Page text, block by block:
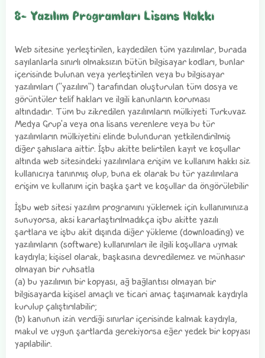
8- Yazılım Programları Lisans Hakkı
Web sitesine yerleştirilen, kaydedilen tüm yazılımlar, burada
sayılanlarla sınırlı olmaksızın bütün bilgisayar kodları, bunlar
içerisinde bulunan veya yerleştirilen veya bu bilgisayar
yazılımları ("yazılım") tarafından oluşturulan tüm dosya ve
görüntüler telif hakları ve ilgili kanunların koruması
altındadır. Tüm bu zikredilen yazılımların mülkiyeti Turkuvaz
Medya Grup'a veya ona lisans verenlere veya bu tür
yazılımların mülkiyetini elinde bulunduran yetkilendirilmiş
diğer şahıslara aittir. İşbu akitte belirtilen kayıt ve koşullar
altında web sitesindeki yazılımlara erişim ve kullanım hakkı siz
kullanıcıya tanınmış olup, buna ek olarak bu tür yazılımlara
erişim ve kullanım için başka şart ve koşullar da öngörülebilir
İşbu web sitesi yazılım programını yüklemek için kullanımınıza
sunuyorsa, aksi kararlaştırılmadıkça işbu akitte yazılı
şartlara ve işbu akit dışında diğer yükleme (downloading) ve
yazılımların (software) kullanımları ile ilgili koşullara uymak
kaydıyla; kişisel olarak, başkasına devredilemez ve münhasır
olmayan bir ruhsatla
(a) bu yazılımın bir kopyası, ağ bağlantısı olmayan bir
bilgisayarda kişisel amaçlı ve ticari amaç taşımamak kaydıyla
kurulup çalıştırılabilir;
(b) kanunun izin verdiği sınırlar içerisinde kalmak kaydıyla,
makul ve uygun şartlarda gerekiyorsa eğer yedek bir kopyası
yapılabilir.